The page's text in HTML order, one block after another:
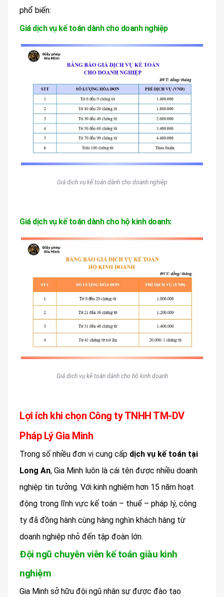
phổ biến:
Giá dịch vụ kế toán dành cho doanh nghiệp
Giá dịch vụ kế toán dành cho doanh nghiệp
Giá dịch vụ kế toán dành cho hộ kinh doanh:
Giá dịch vụ kế toán dành cho hộ kinh doanh
Lợi ích khi chọn Công ty TNHH TM-DV
Pháp Lý Gia Minh
Trong số nhiều đơn vị cung cấp dịch vụ kế toán tại
Long An, Gia Minh luôn là cái tên được nhiều doanh
nghiệp tin tưởng. Với kinh nghiệm hơn 15 năm hoạt
động trong lĩnh vực kế toán – thuế – pháp lý, công
ty đã đồng hành cùng hàng nghìn khách hàng từ
doanh nghiệp nhỏ đến tập đoàn lớn.
Đội ngũ chuyên viên kế toán giàu kinh
nghiệm
Gia Minh sở hữu đội ngũ nhân sự được đào tạo